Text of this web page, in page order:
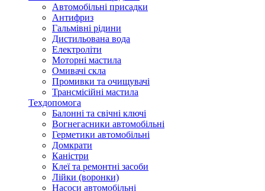
Автомобільні присадки
Антифриз
Гальмівні рідини
Дистильована вода
Електроліти
Моторні мастила
Омивачі скла
Промивки та очищувачі
Трансмісійні мастила
Техдопомога
Балонні та свічні ключі
Вогнегасники автомобільні
Герметики автомобільні
Домкрати
Каністри
Клеї та ремонтні засоби
Лійки (воронки)
Насоси автомобільні